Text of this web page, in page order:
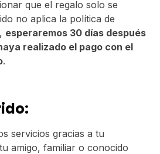
que el regalo solo se
no aplica la política de
esperaremos 30 días después
realizado el pago con el
.
servicios gracias a tu
amigo, familiar o conocido